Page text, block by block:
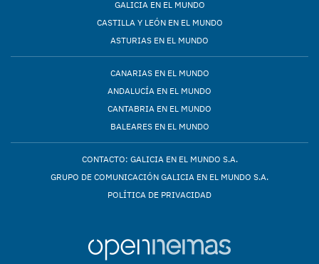
GALICIA EN EL MUNDO
CASTILLA Y LEÓN EN EL MUNDO
ASTURIAS EN EL MUNDO
CANARIAS EN EL MUNDO
ANDALUCÍA EN EL MUNDO
CANTABRIA EN EL MUNDO
BALEARES EN EL MUNDO
CONTACTO: GALICIA EN EL MUNDO S.A.
GRUPO DE COMUNICACIÓN GALICIA EN EL MUNDO S.A.
POLÍTICA DE PRIVACIDAD